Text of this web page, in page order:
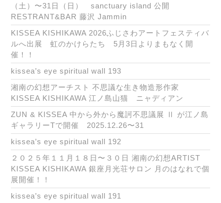
（土）〜31日（日） sanctuary island 公開
RESTRANT&BAR 藤沢 Jammin
KISSEA KISHIKAWA 2026ふじさわアートフェスティバ
ルへ出展 虹のかけらたち 5月3日よりまもなく開
催！！
kissea’s eye spiritual wall 193
湘南の幻想アーチスト 不思議な生き物造形作家
KISSEA KISHIKAWA 江ノ島山猫 ニャディアン
ZUN & KISSEA 中から外から魔訶不思議展 Ⅱ が江ノ島
ギャラリーTで開催 2025.12.26〜31
kissea’s eye spiritual wall 192
２０２５年１１月１８日〜３０日 湘南の幻想ARTIST
KISSEA KISHIKAWA 銀座月光荘サロン 月のはなれで個
展開催！！
kissea’s eye spiritual wall 191